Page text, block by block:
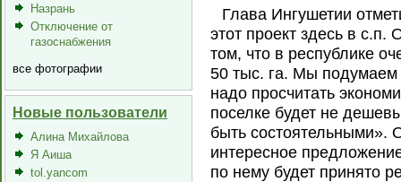
Назрань
Отключение от
газоснабжения
все фотографии
Новые пользователи
Алина Михайлова
Я Аиша
tol.yancom
Глава Ингушетии
этот проект здесь в
том, что в республике
50 тыс. га. Мы подумаем
надо просчитать
поселке будет не
быть состоятельными».
интересное
по нему будет принято